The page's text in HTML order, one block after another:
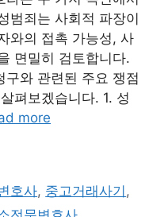
범죄는 사회적 파장이
와의 접촉 가능성, 사
면밀히 검토합니다.
구와 관련된 주요 쟁점
펴보겠습니다. 1. 성
more
호사, 중고거래사기 ,